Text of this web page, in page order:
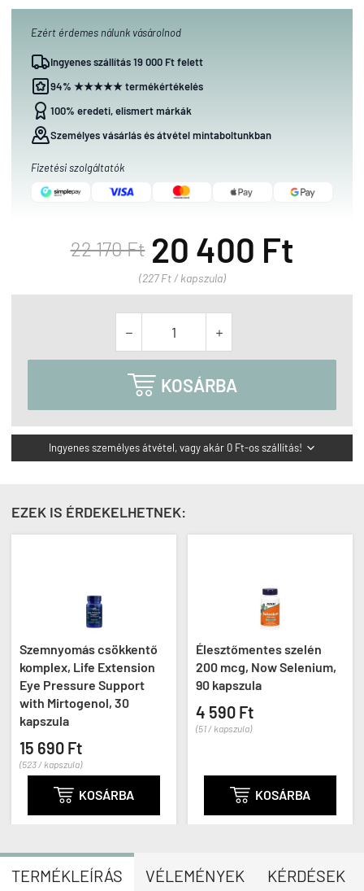
Ezért érdemes nálunk vásárolnod
Ingyenes szállítás 19 000 Ft felett
94% ★★★★★ termékértékelés
100% eredeti, elismert márkák
Személyes vásárlás és átvétel mintaboltunkban
Fizetési szolgáltatók
22 170 Ft 20 400 Ft
(227 Ft / kapszula)
 
 KOSÁRBA
Ingyenes személyes átvétel, vagy akár 0 Ft-os szállítás! 
EZEK IS ÉRDEKELHETNEK:
Szemnyomás csökkentő
komplex, Life Extension
Eye Pressure Support
with Mirtogenol, 30
kapszula
15 690 Ft
(523 / kapszula)
 KOSÁRBA
Élesztőmentes szelén
200 mcg, Now Selenium,
90 kapszula
4 590 Ft
(51 / kapszula)
 KOSÁRBA
TERMÉKLEÍRÁS VÉLEMÉNYEK KÉRDÉSEK